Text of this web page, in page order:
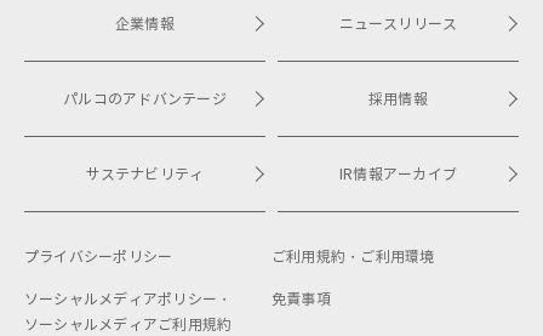
企業情報
パルコのアドバンテージ
サステナビリティ
ニュースリリース
採用情報
IR情報アーカイブ
プライバシーポリシー ご利用規約・ ご利用環境
ソーシャルメディアポリシー・
ソーシャルメディアご利用規約
免責事項